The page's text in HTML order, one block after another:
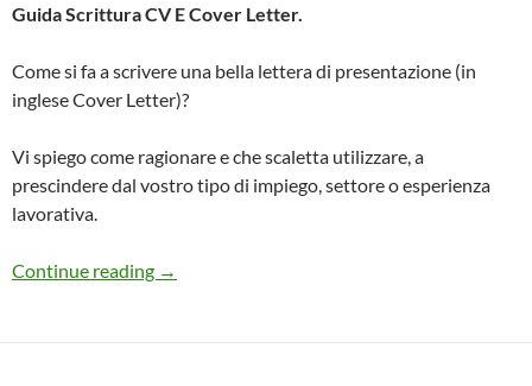
Guida Scrittura CV E Cover Letter.
Come si fa a scrivere una bella lettera di presentazione (in
inglese Cover Letter)?
Vi spiego come ragionare e che scaletta utilizzare, a
prescindere dal vostro tipo di impiego, settore o esperienza
lavorativa.
Continue reading Guida su come Scrivere una COVER
→